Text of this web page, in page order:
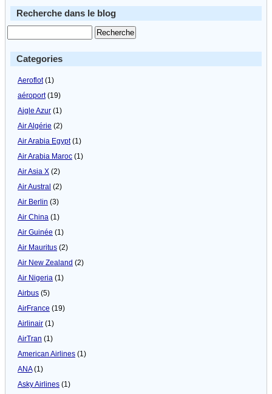
Recherche dans le blog
Categories
Aeroflot(1)
aéroport(19)
Aigle Azur (1)
Air Algérie (2)
Air Arabia Egypt(1)
Air Arabia Maroc (1)
Air Asia X (2)
Air Austral (2)
Air Berlin (3)
Air China (1)
Air Guinée (1)
Air Mauritus (2)
Air New Zealand (2)
Air Nigeria (1)
Airbus (5)
AirFrance (19)
Airlinair (1)
AirTran (1)
American Airlines (1)
ANA(1)
Asky Airlines (1)